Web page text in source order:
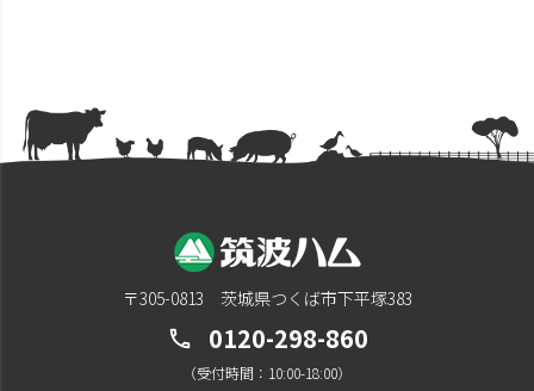
〒305-0813 茨城県つくば市下平塚383
call 0120-298-860
（受付時間：10:00-18:00）